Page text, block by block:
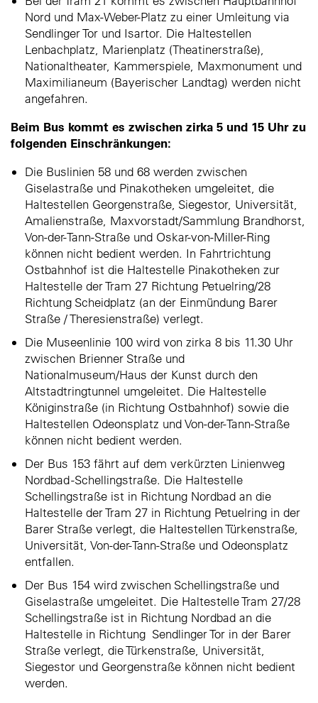
Nord und Max-Weber-Platz zu einer Umleitung via
Sendlinger Tor und Isartor. Die Haltestellen
Lenbachplatz, Marienplatz (Theatinerstraße),
Nationaltheater, Kammerspiele, Maxmonument und
Maximilianeum (Bayerischer Landtag) werden nicht
angefahren.
Beim Bus kommt es zwischen zirka 5 und 15 Uhr zu
folgenden Einschränkungen:
Die Buslinien 58 und 68 werden zwischen
Giselastraße und Pinakotheken umgeleitet, die
Haltestellen Georgenstraße, Siegestor, Universität,
Amalienstraße, Maxvorstadt/Sammlung Brandhorst,
Von-der-Tann-Straße und Oskar-von-Miller-Ring
können nicht bedient werden. In Fahrtrichtung
Ostbahnhof ist die Haltestelle Pinakotheken zur
Haltestelle der Tram 27 Richtung Petuelring/28
Richtung Scheidplatz (an der Einmündung Barer
Straße / Theresienstraße) verlegt.
Die Museenlinie 100 wird von zirka 8 bis 11.30 Uhr
zwischen Brienner Straße und
Nationalmuseum/Haus der Kunst durch den
Altstadtringtunnel umgeleitet. Die Haltestelle
Königinstraße (in Richtung Ostbahnhof) sowie die
Haltestellen Odeonsplatz und Von-der-Tann-Straße
können nicht bedient werden.
Der Bus 153 fährt auf dem verkürzten Linienweg
Nordbad -Schellingstraße. Die Haltestelle
Schellingstraße ist in Richtung Nordbad an die
Haltestelle der Tram 27 in Richtung Petuelring in der
Barer Straße verlegt, die Haltestellen Türkenstraße,
Universität, Von-der-Tann-Straße und Odeonsplatz
entfallen.
Der Bus 154 wird zwischen Schellingstraße und
Giselastraße umgeleitet. Die Haltestelle Tram 27/28
Schellingstraße ist in Richtung Nordbad an die
Haltestelle in Richtung Sendlinger Tor in der Barer
Straße verlegt, die Türkenstraße, Universität,
Siegestor und Georgenstraße können nicht bedient
werden.